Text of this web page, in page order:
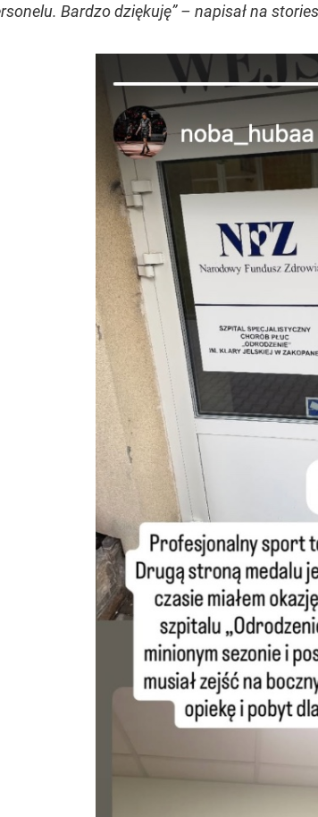
Bardzo dziękuję” – napisał na